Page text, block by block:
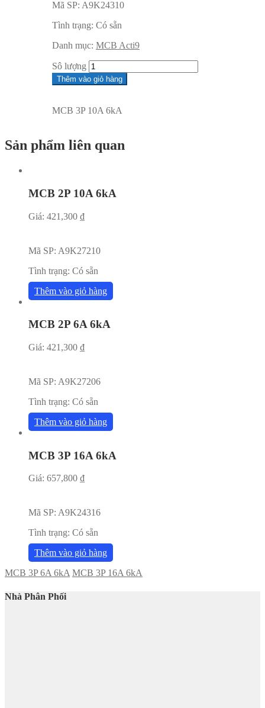
Mã SP: A9K24310
Tình trạng: Có sẵn
Danh mục: MCB Acti9
Sô lượng
Thêm vào giỏ hàng
MCB 3P 10A 6kA
Sản phẩm liên quan
MCB 2P 10A 6kA
Giá: 421,300 ₫
Mã SP: A9K27210
Tình trạng: Có sẵn
Thêm vào giỏ hàng
MCB 2P 6A 6kA
Giá: 421,300 ₫
Mã SP: A9K27206
Tình trạng: Có sẵn
Thêm vào giỏ hàng
MCB 3P 16A 6kA
Giá: 657,800 ₫
Mã SP: A9K24316
Tình trạng: Có sẵn
Thêm vào giỏ hàng
MCB 3P 6A 6kA MCB 3P 16A 6kA
Nhà Phân Phối